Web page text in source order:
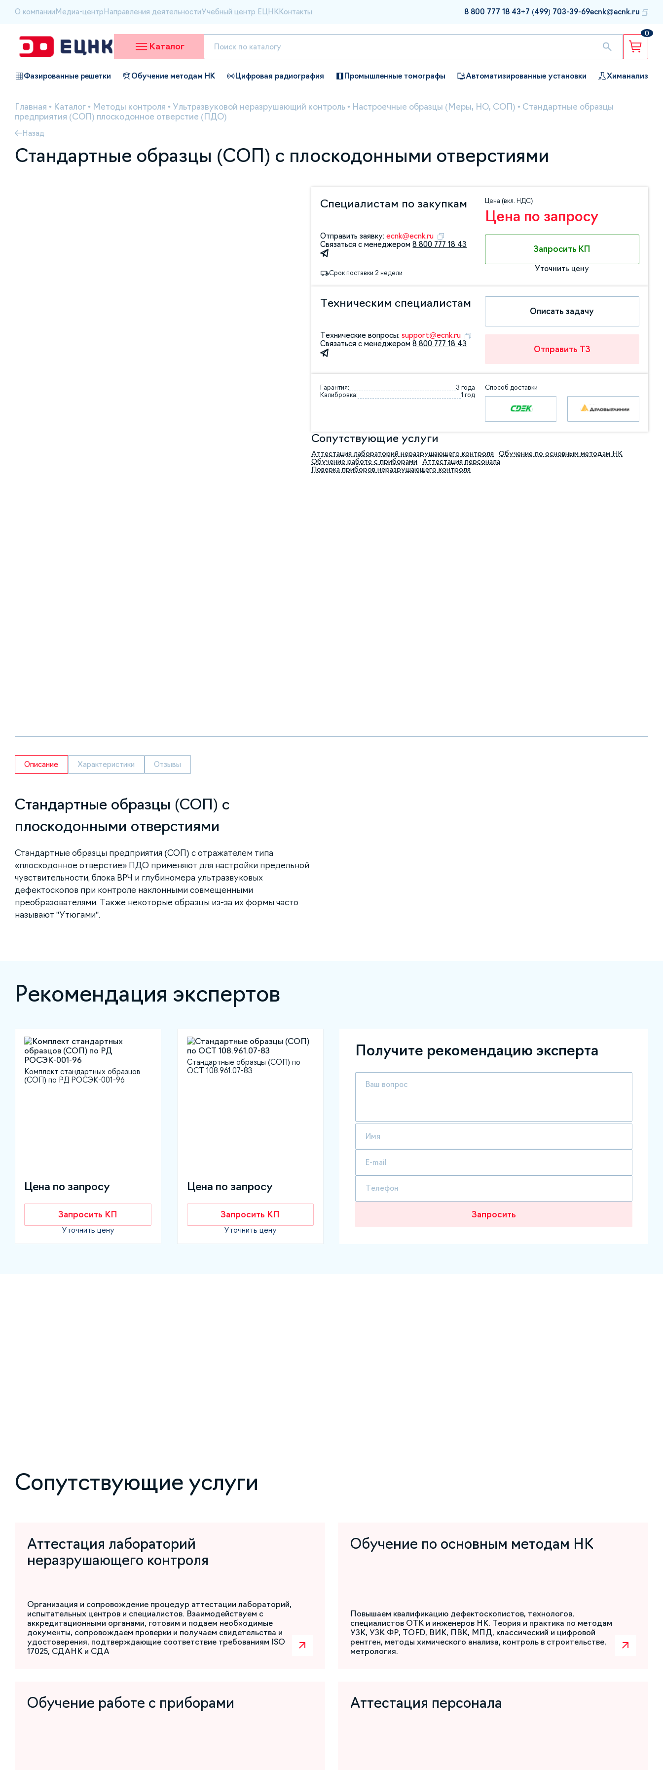
О компании Медиа-центр Направления деятельностиУчебный центр ЕЦНК Контакты 8 800 777 18 43+7 (499) 703-39-69ecnk@ecnk.ru
Каталог
0
Фазированные решетки Обучение методам НК Цифровая радиография Промышленные томографы Автоматизированные установки Химанализ
Главная • Каталог • Методы контроля • Ультразвуковой неразрушающий контроль • Настроечные образцы (Меры, НО, СОП) • Стандартные образцы
предприятия (СОП) плоскодонное отверстие (ПДО)
Назад
Стандартные образцы (СОП) с плоскодонными отверстиями
Специалистам по закупкам
Отправить заявку:ecnk@ecnk.ru
Связаться с менеджером8 800 777 18 43
Срок поставки 2 недели
Цена (вкл. НДС)
Цена по запросу
Запросить КП
Уточнить цену
Техническим специалистам
Технические вопросы:support@ecnk.ru
Связаться с менеджером8 800 777 18 43
Описать задачу
Отправить ТЗ
Гарантия:
3 года
Калибровка:
1 год
Способ доставки
Сопутствующие услуги
Аттестация лабораторий неразрушающего контроля
Обучение по основным методам НК
Обучение работе с приборами
Аттестация персонала
Поверка приборов неразрушающего контроля
Описание Характеристики Отзывы
Стандартные образцы (СОП) с
плоскодонными отверстиями
Стандартные образцы предприятия (СОП) с отражателем типа
«плоскодонное отверстие» ПДО применяют для настройки предельной
чувствительности, блока ВРЧ и глубиномера ультразвуковых
дефектоскопов при контроле наклонными совмещенными
преобразователями. Также некоторые образцы из-за их формы часто
называют "Утюгами".
Рекомендация экспертов
Комплект стандартных образцов
(СОП) по РД РОСЭК-001-96
Цена по запросу
Запросить КП
Уточнить цену
Стандартные образцы (СОП) по
ОСТ 108.961.07-83
Цена по запросу
Запросить КП
Уточнить цену
Получите рекомендацию эксперта
Запросить
Сопутствующие услуги
Аттестация лабораторий
неразрушающего контроля
Организация и сопровождение процедур аттестации лабораторий,
испытательных центров и специалистов. Взаимодействуем с
аккредитационными органами, готовим и подаем необходимые
документы, сопровождаем проверки и получаем свидетельства и
удостоверения, подтверждающие соответствие требованиям ISO
17025, СДАНК и СДА
Обучение по основным методам НК
Повышаем квалификацию дефектоскопистов, технологов,
специалистов ОТК и инженеров НК. Теория и практика по методам
УЗК, УЗК ФР, TOFD, ВИК, ПВК, МПД, классический и цифровой
рентген, методы химического анализа, контроль в строительстве,
метрология.
Обучение работе с приборами Аттестация персонала